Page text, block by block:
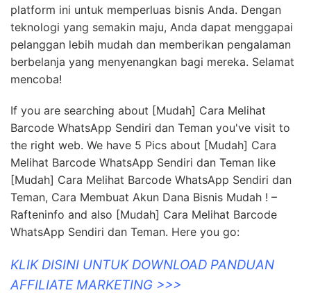
platform ini untuk memperluas bisnis Anda. Dengan
teknologi yang semakin maju, Anda dapat menggapai
pelanggan lebih mudah dan memberikan pengalaman
berbelanja yang menyenangkan bagi mereka. Selamat
mencoba!
If you are searching about [Mudah] Cara Melihat
Barcode WhatsApp Sendiri dan Teman you've visit to
the right web. We have 5 Pics about [Mudah] Cara
Melihat Barcode WhatsApp Sendiri dan Teman like
[Mudah] Cara Melihat Barcode WhatsApp Sendiri dan
Teman, Cara Membuat Akun Dana Bisnis Mudah ! –
Rafteninfo and also [Mudah] Cara Melihat Barcode
WhatsApp Sendiri dan Teman. Here you go:
KLIK DISINI UNTUK DOWNLOAD PANDUAN
AFFILIATE MARKETING >>>